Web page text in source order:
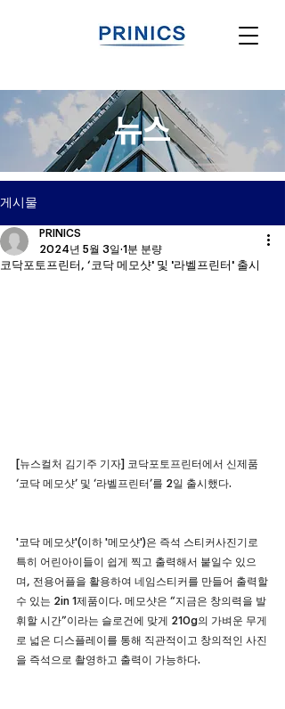
뉴스
게시물
코닥포토프린터, ‘코닥 메모샷' 및 '라벨프린터' 출시
PRINICS
2024년 5월 3일 1분 분량
[뉴스컬처 김기주 기자] 코닥포토프린터에서 신제품
‘코닥 메모샷’ 및 ‘라벨프린터’를 2일 출시했다.
'코닥 메모샷'(이하 '메모샷')은 즉석 스티커사진기로
특히 어린아이들이 쉽게 찍고 출력해서 붙일수 있으
며, 전용어플을 활용하여 네임스티커를 만들어 출력할
수 있는 2in 1제품이다. 메모샷은 “지금은 창의력을 발
휘할 시간”이라는 슬로건에 맞게 210g의 가벼운 무게
로 넓은 디스플레이를 통해 직관적이고 창의적인 사진
을 즉석으로 촬영하고 출력이 가능하다.